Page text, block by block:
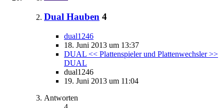
Dual Hauben 4
dual1246
18. Juni 2013 um 13:37
DUAL << Plattenspieler und Plattenwechsler >>
DUAL
dual1246
19. Juni 2013 um 11:04
Antworten